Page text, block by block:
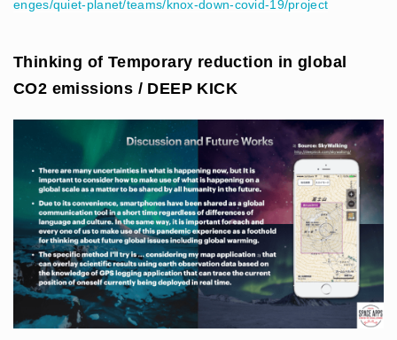
enges/quiet-planet/teams/knox-down-covid-19/project
Thinking of Temporary reduction in global
CO2 emissions / DEEP KICK